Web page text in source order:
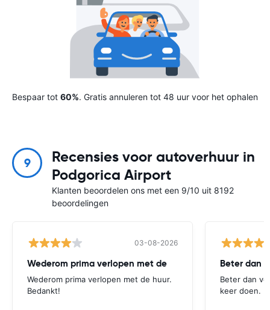
Bespaar tot 60%. Gratis annuleren tot 48 uur voor het ophalen
9
Recensies voor autoverhuur in
Podgorica Airport
Klanten beoordelen ons met een 9/10 uit 8192
beoordelingen
03-08-2026
Wederom prima verlopen met de
Wederom prima verlopen met de huur.
Bedankt!
Beter dan
Beter dan
keer doen.